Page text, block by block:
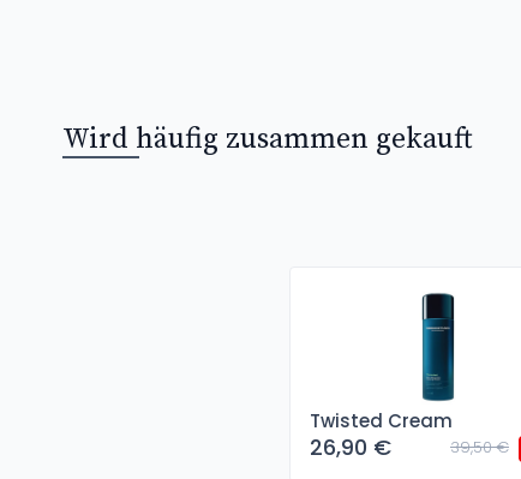
Wird häufig zusammen gekauft
Twisted Cream
26,90 € 39,50 €